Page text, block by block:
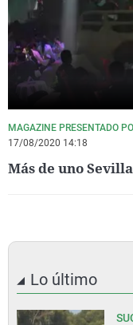
MAGAZINE PRESENTADO
17/08/2020 14:18
Más de uno
Lo último